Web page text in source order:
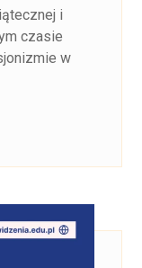
i
czasie
w